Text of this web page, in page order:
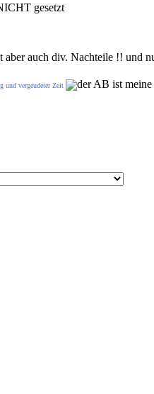
gesetzt
auch div. Nachteile !! und
und vergeudeter Zeit der AB ist